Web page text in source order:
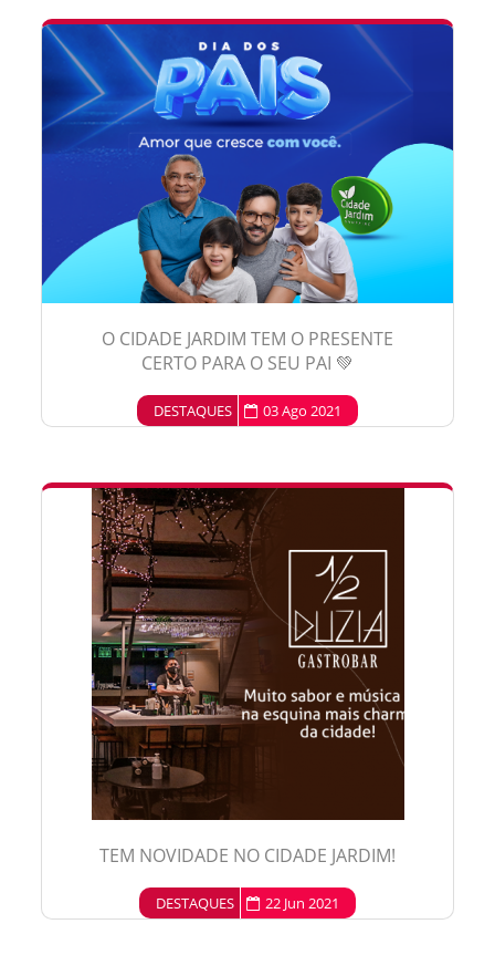
O CIDADE JARDIM TEM O PRESENTE
CERTO PARA O SEU PAI 💚
DESTAQUES 03 Ago 2021
TEM NOVIDADE NO CIDADE JARDIM!
DESTAQUES 22 Jun 2021